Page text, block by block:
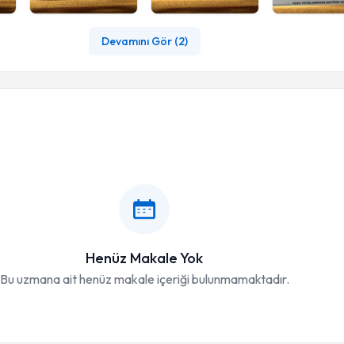
Devamını Gör (2)
Henüz Makale Yok
Bu uzmana ait henüz makale içeriği bulunmamaktadır.